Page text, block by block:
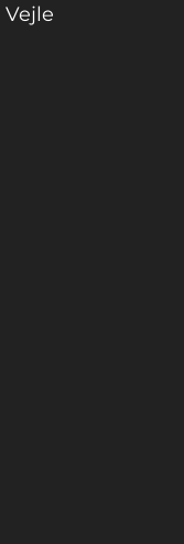
Vejle